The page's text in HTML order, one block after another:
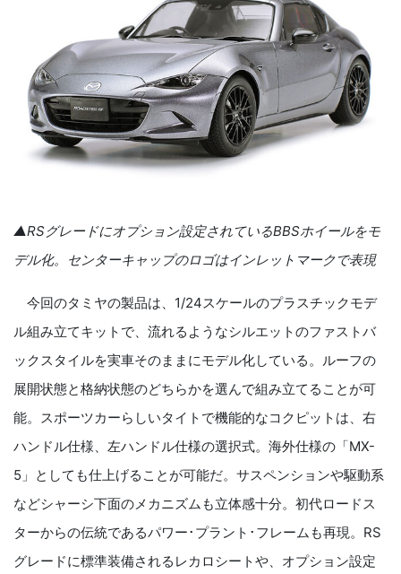
▲RSグレードにオプション設定されているBBSホイールをモ
デル化。センターキャップのロゴはインレットマークで表現
今回のタミヤの製品は、1/24スケールのプラスチックモデ
ル組み立てキットで、流れるようなシルエットのファストバ
ックスタイルを実車そのままにモデル化している。ルーフの
展開状態と格納状態のどちらかを選んで組み立てることが可
能。スポーツカーらしいタイトで機能的なコクピットは、右
ハンドル仕様、左ハンドル仕様の選択式。海外仕様の「MX-
5」としても仕上げることが可能だ。サスペンションや駆動系
などシャーシ下面のメカニズムも立体感十分。初代ロードス
ターからの伝統であるパワー･プラント･フレームも再現。RS
グレードに標準装備されるレカロシートや、オプション設定